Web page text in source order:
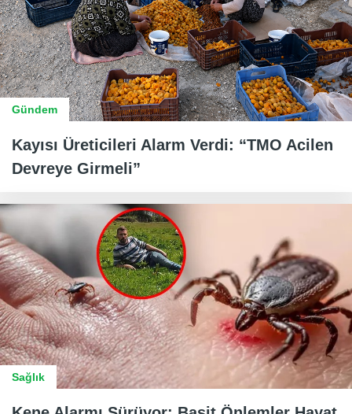
Gündem
Kayısı Üreticileri Alarm Verdi: “TMO Acilen
Devreye Girmeli”
Sağlık